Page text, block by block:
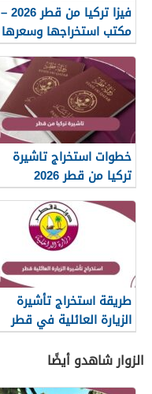
فيزا تركيا من قطر 2026 –
مكتب استخراجها وسعرها
ومتطلباتها
خطوات استخراج تاشيرة
تركيا من قطر 2026
طريقة استخراج تأشيرة
الزيارة العائلية في قطر
2026
الزوار شاهدو أيضًا